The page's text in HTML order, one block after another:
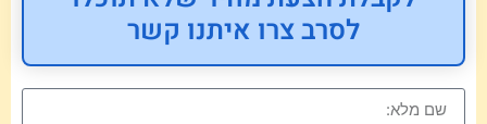
לסרב צרו איתנו קשר